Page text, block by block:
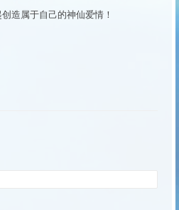
造属于自己的神仙爱情！